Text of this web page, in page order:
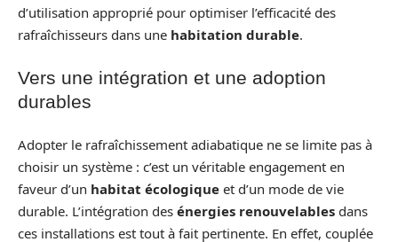
d’utilisation approprié pour optimiser l’efficacité des
rafraîchisseurs dans une habitation durable.
Vers une intégration et une adoption
durables
Adopter le rafraîchissement adiabatique ne se limite pas à
choisir un système : c’est un véritable engagement en
faveur d’un habitat écologique et d’un mode de vie
durable. L’intégration des énergies renouvelables dans
ces installations est tout à fait pertinente. En effet, couplée